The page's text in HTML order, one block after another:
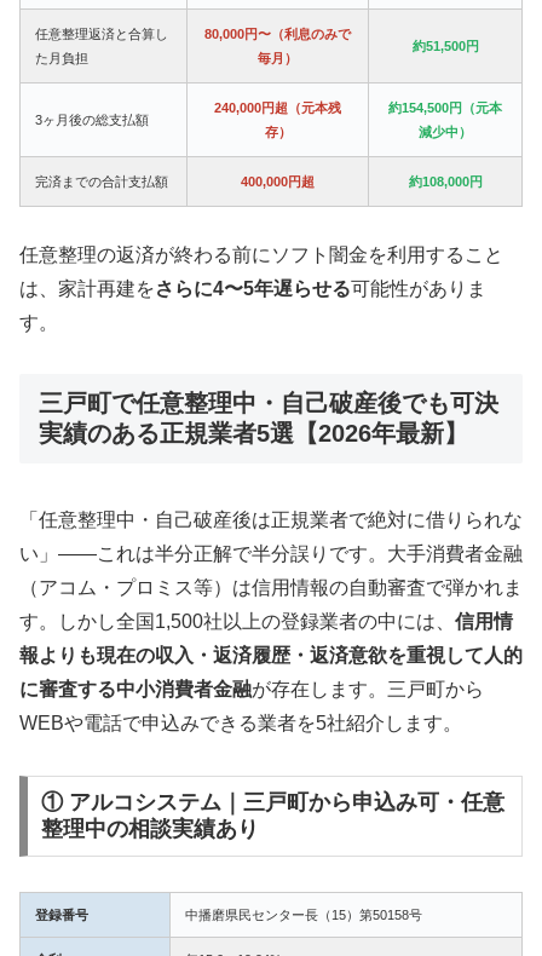
任意整理返済と合算し
た月負担
80,000円〜（利息のみで
毎月）
約51,500円
3ヶ月後の総支払額
240,000円超（元本残
存）
約154,500円（元本
減少中）
完済までの合計支払額 400,000円超 約108,000円
任意整理の返済が終わる前にソフト闇金を利用すること
は、家計再建をさらに4〜5年遅らせる可能性がありま
す。
三戸町で任意整理中・自己破産後でも可決
実績のある正規業者5選【2026年最新】
「任意整理中・自己破産後は正規業者で絶対に借りられな
い」——これは半分正解で半分誤りです。大手消費者金融
（アコム・プロミス等）は信用情報の自動審査で弾かれま
す。しかし全国1,500社以上の登録業者の中には、 信用情
報よりも現在の収入・返済履歴・返済意欲を重視して人的
に審査する中小消費者金融が存在します。三戸町から
WEBや電話で申込みできる業者を5社紹介します。
① アルコシステム｜三戸町から申込み可・任意
整理中の相談実績あり
登録番号 中播磨県民センター長（15）第50158号